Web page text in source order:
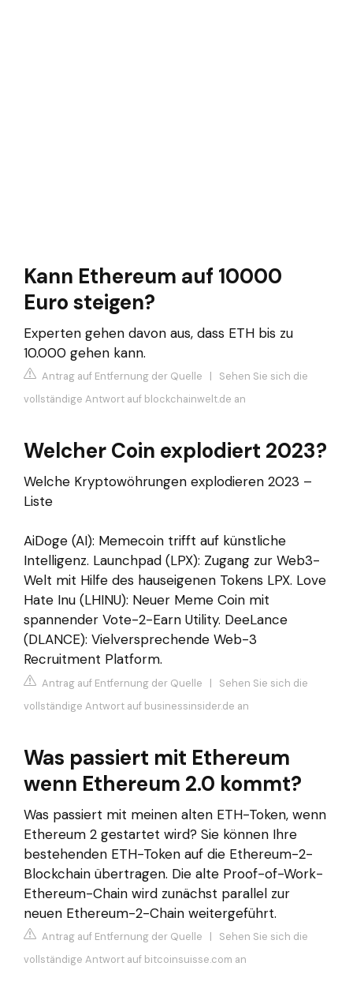
Kann Ethereum auf 10000
Euro steigen?
Experten gehen davon aus, dass ETH bis zu
10.000 gehen kann.
Antrag auf Entfernung der Quelle | Sehen Sie sich die
vollständige Antwort auf blockchainwelt.de an
Welcher Coin explodiert 2023?
Welche Kryptowöhrungen explodieren 2023 –
Liste
AiDoge (AI): Memecoin trifft auf künstliche
Intelligenz. Launchpad (LPX): Zugang zur Web3-
Welt mit Hilfe des hauseigenen Tokens LPX. Love
Hate Inu (LHINU): Neuer Meme Coin mit
spannender Vote-2-Earn Utility. DeeLance
(DLANCE): Vielversprechende Web-3
Recruitment Platform.
Antrag auf Entfernung der Quelle | Sehen Sie sich die
vollständige Antwort auf businessinsider.de an
Was passiert mit Ethereum
wenn Ethereum 2.0 kommt?
Was passiert mit meinen alten ETH-Token, wenn
Ethereum 2 gestartet wird? Sie können Ihre
bestehenden ETH-Token auf die Ethereum-2-
Blockchain übertragen. Die alte Proof-of-Work-
Ethereum-Chain wird zunächst parallel zur
neuen Ethereum-2-Chain weitergeführt.
Antrag auf Entfernung der Quelle | Sehen Sie sich die
vollständige Antwort auf bitcoinsuisse.com an